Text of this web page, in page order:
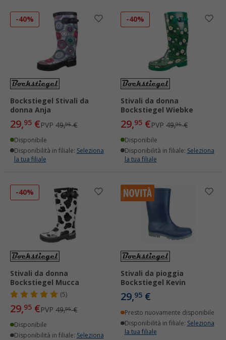
-40%
Bockstiegel Stivali da
donna Anja
29,95 €PVP 49,95€
Disponibile
Disponibilità in filiale: Seleziona
la tua filiale
-40%
Stivali da donna
Bockstiegel Wiebke
29,95 €PVP 49,95€
Disponibile
Disponibilità in filiale: Seleziona
la tua filiale
-40%
Stivali da donna
Bockstiegel Mucca
(5)
29,95 €PVP 49,95€
Disponibile
Disponibilità in filiale: Seleziona
Stivali da pioggia
Bockstiegel Kevin
29,95 €
Presto nuovamente disponibile
Disponibilità in filiale: Seleziona
la tua filiale